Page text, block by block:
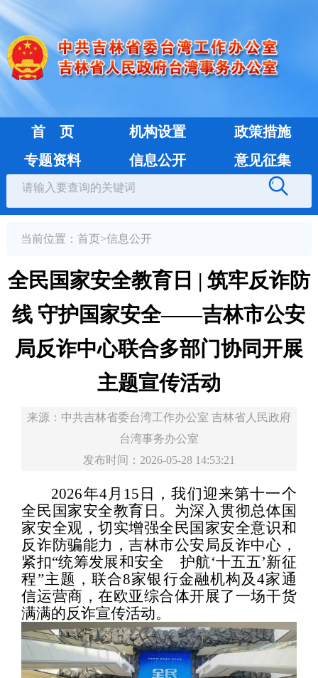
首 页 机构设置
政策措施
专题资料
信息公开 意见征集
当前位置： 首页>信息公开
全民国家安全教育日 | 筑牢反诈防
线 守护国家安全——吉林市公安
局反诈中心联合多部门协同开展
主题宣传活动
来源： 中共吉林省委台湾工作办公室 吉林省人民政府
台湾事务办公室
发布时间：2026-05-28 14:53:21
2026年4月 15 日，我们迎来第十一个
全民国家安全教育日。为深入贯彻总体国
家安全观，切实增强全民国家安全意识和
反诈防骗能力，吉林市公安局反诈中心，
紧扣“统筹发展和安全 护航‘十五五’新征
程”主题，联合8家银行金融机构及4家通
信运营商，在欧亚综合体开展了一场干货
满满的反诈宣传活动。